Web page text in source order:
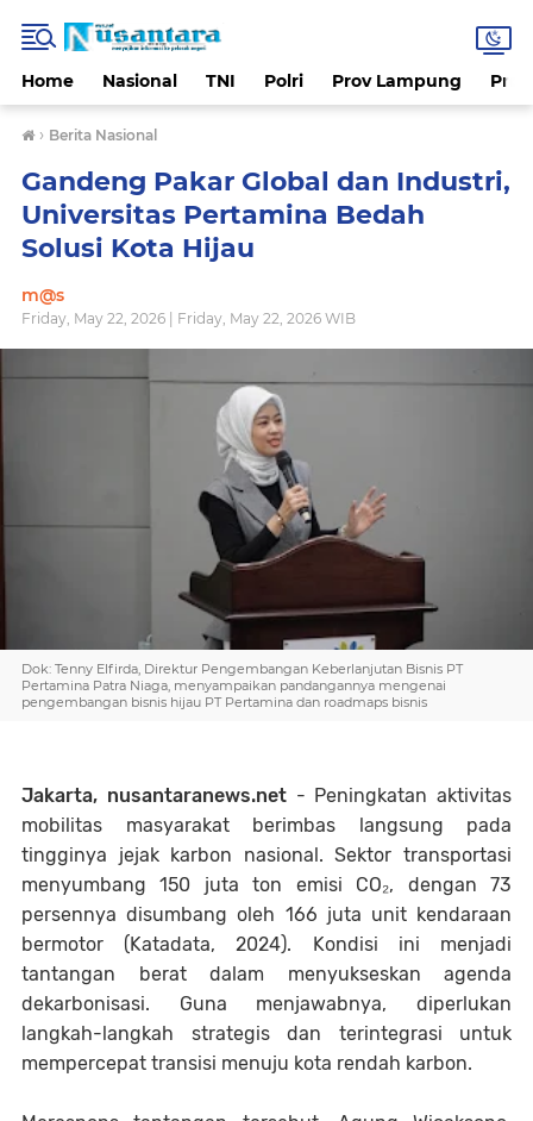
Home Nasional TNI Polri Prov Lampung
› Berita Nasional
Gandeng Pakar Global dan Industri,
Universitas Pertamina Bedah
Solusi Kota Hijau
m@s
Friday, May 22, 2026 | Friday, May 22, 2026 WIB
Dok: Tenny Elfirda, Direktur Pengembangan Keberlanjutan Bisnis PT
Pertamina Patra Niaga, menyampaikan pandangannya mengenai
pengembangan bisnis hijau PT Pertamina dan roadmaps bisnis
Jakarta, nusantaranews.net- Peningkatan aktivitas
mobilitas masyarakat berimbas langsung pada
tingginya jejak karbon nasional. Sektor transportasi
menyumbang 150 juta ton emisi CO₂, dengan 73
persennya disumbang oleh 166 juta unit kendaraan
bermotor (Katadata, 2024). Kondisi ini menjadi
tantangan berat dalam menyukseskan agenda
dekarbonisasi. Guna menjawabnya, diperlukan
langkah-langkah strategis dan terintegrasi untuk
mempercepat transisi menuju kota rendah karbon.